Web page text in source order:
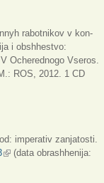
rabotnikov v kon-
i obshhestvo:
Ocherednogo Vseros.
ROS, 2012. 1 CD
imperativ zanjatosti.
(link is external)
(data obrashhenija: